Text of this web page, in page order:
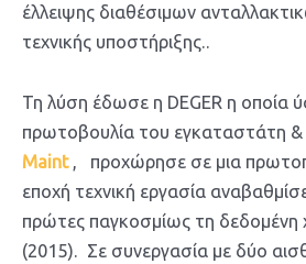
έλλειψης διαθέσιμων
τεχνικής υποστήριξης..
Τη λύση έδωσε η DEGER η οποία
πρωτοβουλία του εγκαταστάτη &
Maint , προχώρησε σε μια
εποχή τεχνική εργασία
πρώτες παγκοσμίως τη δεδομένη
(2015). Σε συνεργασία με δύο